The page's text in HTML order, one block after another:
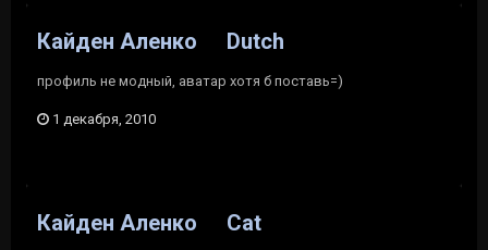
Кайден Аленко Dutch
профиль не модный, аватар хотя б поставь=)
1 декабря, 2010
Кайден Аленко Cat